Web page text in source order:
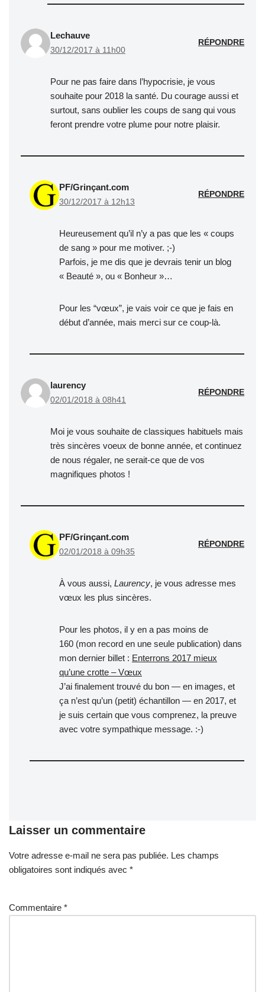
Lechauve
30/12/2017 à 11h00
RÉPONDRE
Pour ne pas faire dans l’hypocrisie, je vous
souhaite pour 2018 la santé. Du courage aussi et
surtout, sans oublier les coups de sang qui vous
feront prendre votre plume pour notre plaisir.
PF/Grinçant.com
30/12/2017 à 12h13
RÉPONDRE
Heureusement qu’il n’y a pas que les « coups
de sang » pour me motiver. ;-)
Parfois, je me dis que je devrais tenir un blog
« Beauté », ou « Bonheur »…
Pour les “vœux”, je vais voir ce que je fais en
début d’année, mais merci sur ce coup-là.
laurency
02/01/2018 à 08h41
RÉPONDRE
Moi je vous souhaite de classiques habituels mais
très sincères voeux de bonne année, et continuez
de nous régaler, ne serait-ce que de vos
magnifiques photos !
PF/Grinçant.com
02/01/2018 à 09h35
RÉPONDRE
À vous aussi, Laurency, je vous adresse mes
vœux les plus sincères.
Pour les photos, il y en a pas moins de
160 (mon record en une seule publication) dans
mon dernier billet : Enterrons 2017 mieux
qu’une crotte – Vœux
J’ai finalement trouvé du bon — en images, et
ça n’est qu’un (petit) échantillon — en 2017, et
je suis certain que vous comprenez, la preuve
avec votre sympathique message. :-)
Laisser un commentaire
Votre adresse e-mail ne sera pas publiée. Les champs
obligatoires sont indiqués avec *
Commentaire *
A
lt
n